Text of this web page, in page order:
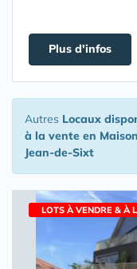
Plus d'infos
Autres Locaux
à la vente en
Jean-de-Sixt
LOTS À VENDRE & À